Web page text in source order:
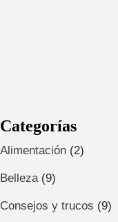
Categorías
Alimentación (2)
Belleza(9)
Consejos y trucos (9)